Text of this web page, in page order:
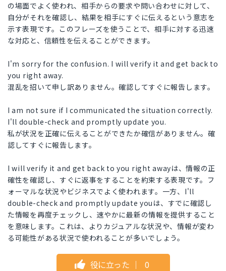
の場面でよく使われ、相手からの要求や問い合わせに対して、
自分がそれを確認し、結果を相手にすぐに伝えるという意志を
示す表現です。このフレーズを使うことで、相手に対する迅速
な対応と、信頼性を伝えることができます。
I'm sorry for the confusion. I will verify it and get back to
you right away.
混乱を招いて申し訳ありません。確認してすぐに報告します。
I am not sure if I communicated the situation correctly.
I'll double-check and promptly update you.
私が状況を正確に伝えることができたか確信がありません。確
認してすぐに報告します。
I will verify it and get back to you right awayは、情報の正
確性を確認し、すぐに返事をすることを約束する表現です。フ
ォーマルな状況やビジネスでよく使われます。一方、I'll
double-check and promptly update youは、すでに確認し
た情報を再度チェックし、速やかに最新の情報を提供すること
を意味します。これは、よりカジュアルな状況や、情報が変わ
る可能性がある状況で使われることが多いでしょう。
役に立った ｜ 0